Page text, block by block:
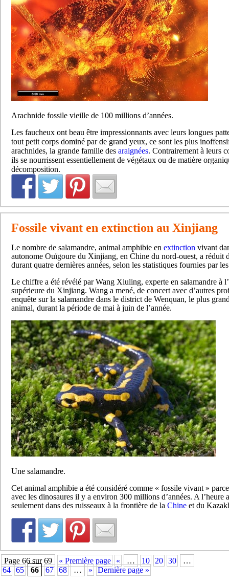
Arachnide fossile vieille de 100 millions d’années.
Les faucheux ont beau être impressionnants avec leurs longues
tout petit corps dominé par de grand yeux, ce sont les plus
arachnides, la grande famille des araignées. Contrairement à leurs
ils se nourrissent essentiellement de végétaux ou de matière
décomposition.
Fossile vivant en extinction au Xinjiang
Le nombre de salamandre, animal amphibie en extinction vivant
autonome Ouïgoure du Xinjiang, en Chine du nord-ouest, a réduit
durant quatre dernières années, selon les statistiques fournies par
Le chiffre a été révélé par Wang Xiuling, experte en salamandre à
supérieure du Xinjiang. Wang a mené, de concert avec d’autres
enquête sur la salamandre dans le district de Wenquan, le plus
animal, durant la période de mai à juin de l’année.
Une salamandre.
Cet animal amphibie a été considéré comme « fossile vivant »
avec les dinosaures il y a environ 300 millions d’années. A l’heure
seulement dans des ruisseaux à la frontière de la Chine et du
Page 66 sur 69 « Première page « … 10 20 30
…
64 65 66 67 68 … » Dernière page »